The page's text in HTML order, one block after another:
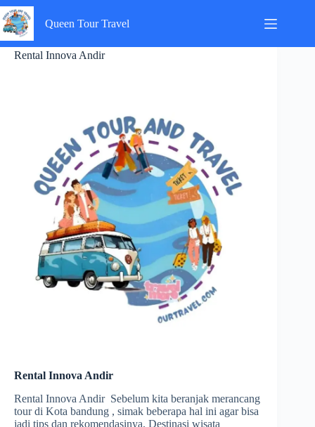
Skip
to
content
Queen Tour Travel
Rental Innova Andir
Rental Innova Andir
Rental Innova Andir Sebelum kita beranjak merancang
tour di Kota bandung , simak beberapa hal ini agar bisa
jadi tips dan rekomendasinya. Destinasi wisata